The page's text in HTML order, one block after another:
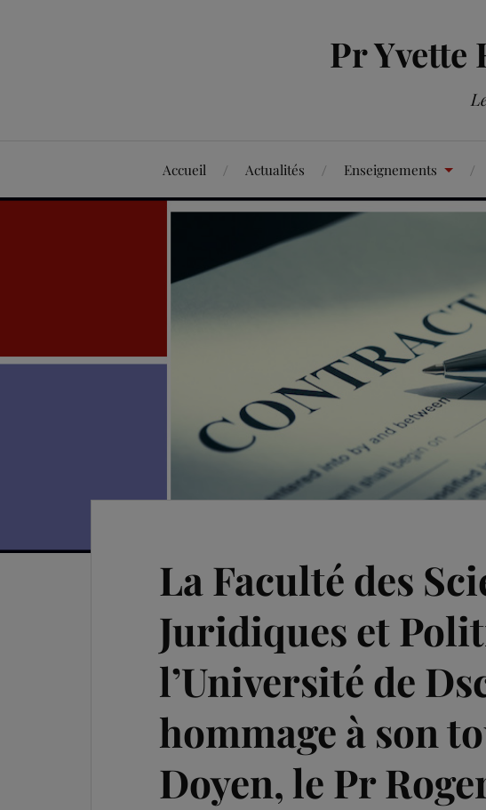
Pr Yvette
Accueil Actualités Enseignements
La Faculté des
Juridiques et
l’Université de
hommage à son
Doyen, le Pr